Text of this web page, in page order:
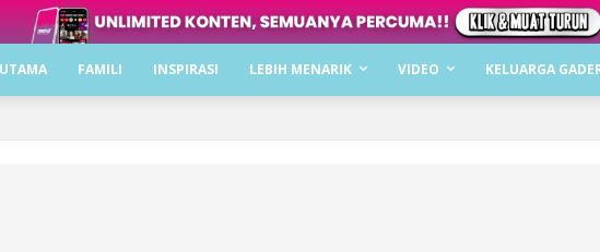
UTAMA FAMILI INSPIRASI LEBIH MENARIK VIDEO KELUARGA